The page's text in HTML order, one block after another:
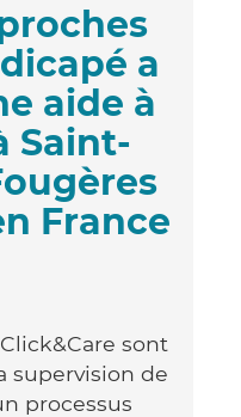
a
aide à
Saint-
France
sont
supervision de
processus